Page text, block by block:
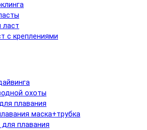
ласт
с креплениями
охоты
плавания
маска+трубка
плавания